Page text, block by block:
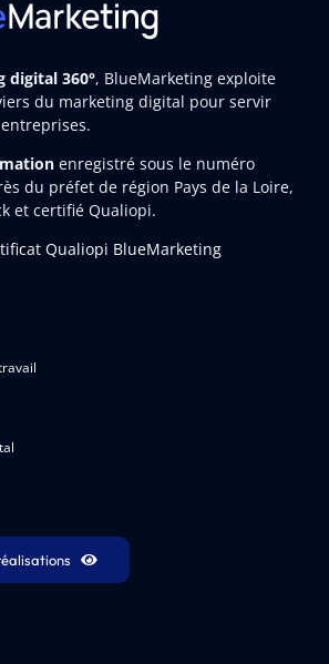
digital 360°, BlueMarketing exploite
du marketing digital pour servir
enregistré sous le numéro
du préfet de région Pays de la Loire,
et certifié Qualiopi.
Qualiopi BlueMarketing